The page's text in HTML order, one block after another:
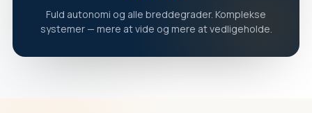
Fuld autonomi og alle breddegrader. Komplekse
systemer — mere at vide og mere at vedligeholde.